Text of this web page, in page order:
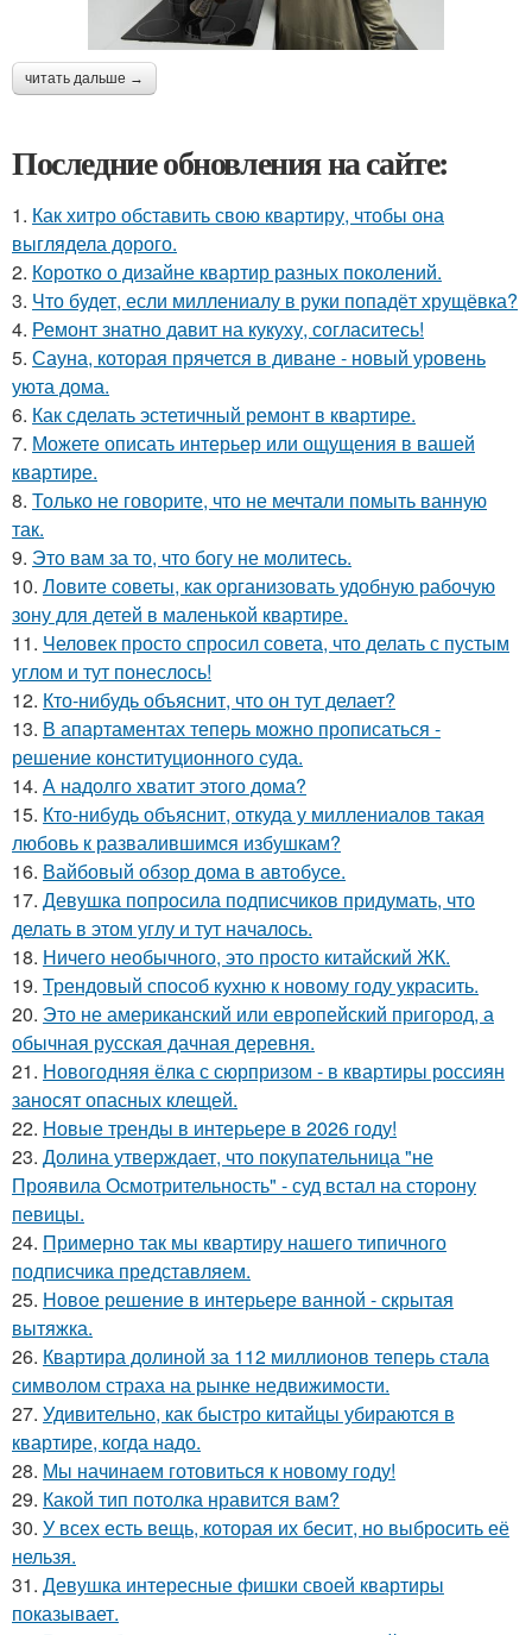
читать дальше →
Последние обновления на сайте:
1. Как хитро обставить свою квартиру, чтобы она
выглядела дорого.
2. Коротко о дизайне квартир разных поколений.
3. Что будет, если миллениалу в руки попадёт хрущёвка?
4. Ремонт знатно давит на кукуху, согласитесь!
5. Сауна, которая прячется в диване - новый уровень
уюта дома.
6. Как сделать эстетичный ремонт в квартире.
7. Можете описать интерьер или ощущения в вашей
квартире.
8. Только не говорите, что не мечтали помыть ванную
так.
9. Это вам за то, что богу не молитесь.
10. Ловите советы, как организовать удобную рабочую
зону для детей в маленькой квартире.
11. Человек просто спросил совета, что делать с пустым
углом и тут понеслось!
12. Кто-нибудь объяснит, что он тут делает?
13. В апартаментах теперь можно прописаться -
решение конституционного суда.
14. А надолго хватит этого дома?
15. Кто-нибудь объяснит, откуда у миллениалов такая
любовь к развалившимся избушкам?
16. Вайбовый обзор дома в автобусе.
17. Девушка попросила подписчиков придумать, что
делать в этом углу и тут началось.
18. Ничего необычного, это просто китайский ЖК.
19. Трендовый способ кухню к новому году украсить.
20. Это не американский или европейский пригород, а
обычная русская дачная деревня.
21. Новогодняя ёлка с сюрпризом - в квартиры россиян
заносят опасных клещей.
22. Новые тренды в интерьере в 2026 году!
23. Долина утверждает, что покупательница "не
Проявила Осмотрительность" - суд встал на сторону
певицы.
24. Примерно так мы квартиру нашего типичного
подписчика представляем.
25. Новое решение в интерьере ванной - скрытая
вытяжка.
26. Квартира долиной за 112 миллионов теперь стала
символом страха на рынке недвижимости.
27. Удивительно, как быстро китайцы убираются в
квартире, когда надо.
28. Мы начинаем готовиться к новому году!
29. Какой тип потолка нравится вам?
30. У всех есть вещь, которая их бесит, но выбросить её
нельзя.
31. Девушка интересные фишки своей квартиры
показывает.